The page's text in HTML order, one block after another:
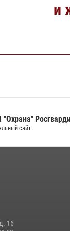
и
сайт
16